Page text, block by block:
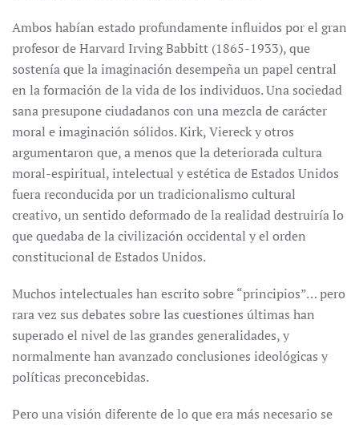
Ambos habían estado profundamente influidos por el gran
profesor de Harvard Irving Babbitt (1865-1933), que
sostenía que la imaginación desempeña un papel central
en la formación de la vida de los individuos. Una sociedad
sana presupone ciudadanos con una mezcla de carácter
moral e imaginación sólidos. Kirk, Viereck y otros
argumentaron que, a menos que la deteriorada cultura
moral-espiritual, intelectual y estética de Estados Unidos
fuera reconducida por un tradicionalismo cultural
creativo, un sentido deformado de la realidad destruiría lo
que quedaba de la civilización occidental y el orden
constitucional de Estados Unidos.
Muchos intelectuales han escrito sobre “principios”… pero
rara vez sus debates sobre las cuestiones últimas han
superado el nivel de las grandes generalidades, y
normalmente han avanzado conclusiones ideológicas y
políticas preconcebidas.
Pero una visión diferente de lo que era más necesario se